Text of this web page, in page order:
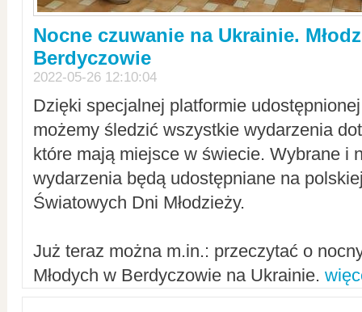
Nocne czuwanie na Ukrainie.
Berdyczowie
2022-05-26 12:10:04
Dzięki specjalnej platformie
możemy śledzić wszystkie wydarzenia
które mają miejsce w świecie. Wybrane i
wydarzenia będą udostępniane na
Światowych Dni Młodzieży.
Już teraz można m.in.: przeczytać o
Młodych w Berdyczowie na Ukrainie.